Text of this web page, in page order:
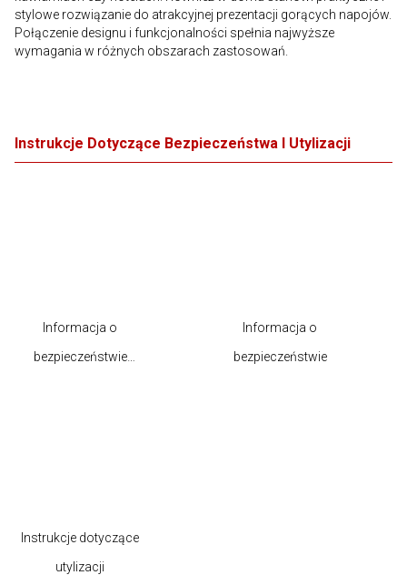
stylowe rozwiązanie do atrakcyjnej prezentacji gorących napojów.
Połączenie designu i funkcjonalności spełnia najwyższe
wymagania w różnych obszarach zastosowań.
Instrukcje Dotyczące Bezpieczeństwa I Utylizacji
Informacja o
bezpieczeństwie
Informacja o
bezpieczeństwie
Instrukcje dotyczące
utylizacji